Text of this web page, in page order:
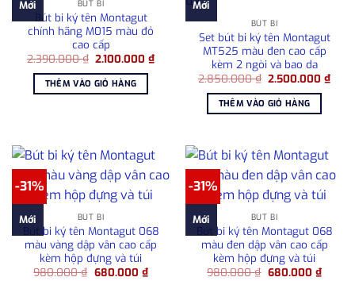
Mới BÚT BI
Bút bi ký tên Montagut
chính hãng M015 màu đỏ
cao cấp
2.390.000₫ Giá
là:
2.390.000 ₫.
2.100.000₫Giá
hiện
2.100.000 ₫.
THÊM VÀO GIỎ HÀNG
Mới
BÚT BI
Set bút bi ký tên Montagut
MT525 màu đen cao cấp
kèm 2 ngòi và bao da
2.850.000₫ Giá
là:
2.850.000 ₫.
2.500.000₫Giá
hiện
THÊM VÀO GIỎ HÀNG
-31%
Mới BÚT BI
Bút bi ký tên Montagut 068
màu vàng dập vân cao cấp
kèm hộp đựng và túi
980.000₫ Giá
680.000 ₫Giá
-31%
Mới BÚT BI
Bút bi ký tên Montagut 068
màu đen dập vân cao cấp
kèm hộp đựng và túi
980.000₫ Giá
680.000 ₫Giá